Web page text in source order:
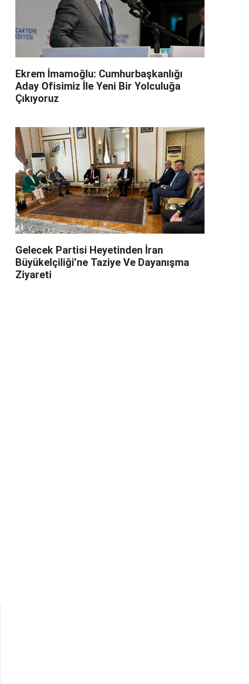
Ekrem İmamoğlu: Cumhurbaşkanlığı
Aday Ofisimiz İle Yeni Bir Yolculuğa
Çıkıyoruz
Gelecek Partisi Heyetinden İran
Büyükelçiliği’ne Taziye Ve Dayanışma
Ziyareti